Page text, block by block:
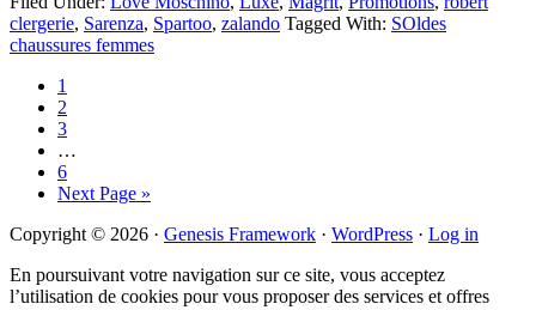
clergerie, Sarenza, Spartoo, zalando Tagged With: SOldes
chaussures femmes
Page
1
Page
2
Page
3
pages
omitted
…
Page
6
Go
Next Page »
Primary
Sidebar
Copyright © 2026 · Genesis Framework · WordPress · Log in
En poursuivant votre navigation sur ce site, vous acceptez
l’utilisation de cookies pour vous proposer des services et offres